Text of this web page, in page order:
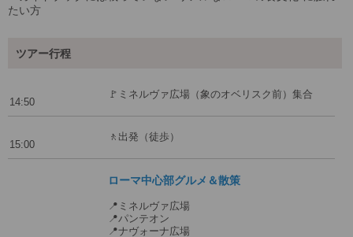
たい方
ツアー行程
14:50
🚩ミネルヴァ広場（象のオベリスク前）集合
15:00
🚶出発（徒歩）
ローマ中心部グルメ＆散策
📍ミネルヴァ広場
📍パンテオン
📍ナヴォーナ広場